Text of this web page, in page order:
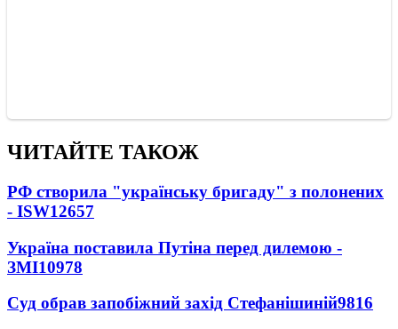
ЧИТАЙТЕ ТАКОЖ
РФ створила "українську бригаду" з полонених
- ISW12657
Україна поставила Путіна перед дилемою -
ЗМІ10978
Суд обрав запобіжний захід Стефанішиній9816